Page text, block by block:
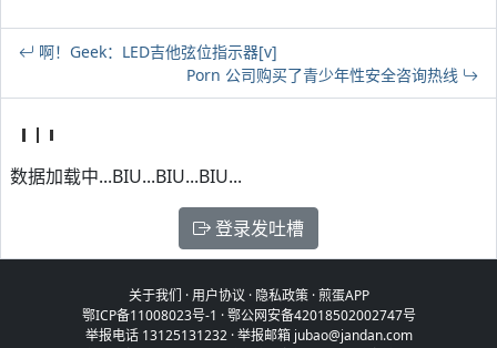
啊！Geek：LED吉他弦位指示器[v]
Porn 公司购买了青少年性安全咨询热线
数据加载中...BIU...BIU...BIU...
登录发吐槽
关于我们 ·用户协议 · 隐私政策·煎蛋APP
鄂ICP备11008023号-1 ·鄂公网安备42018502002747号
举报电话 13125131232 · 举报邮箱 jubao@jandan.com